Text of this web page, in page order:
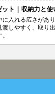
ト｜収納力と
入れる広さがあ
しやすく、取り